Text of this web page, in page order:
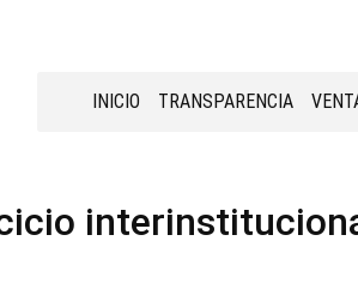
INICIO TRANSPARENCIA